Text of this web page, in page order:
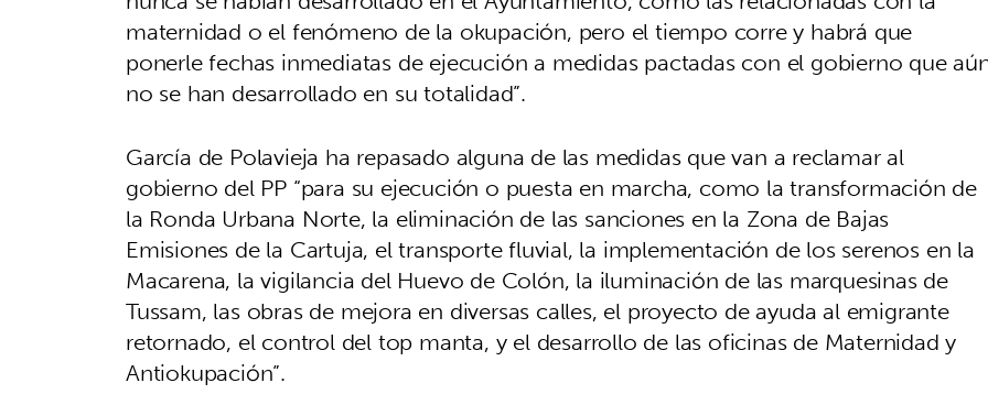
maternidad o el fenómeno de la okupación, pero el tiempo corre y habrá que
ponerle fechas inmediatas de ejecución a medidas pactadas con el gobierno que
no se han desarrollado en su totalidad”.
García de Polavieja ha repasado alguna de las medidas que van a reclamar al
gobierno del PP “para su ejecución o puesta en marcha, como la transformación de
la Ronda Urbana Norte, la eliminación de las sanciones en la Zona de Bajas
Emisiones de la Cartuja, el transporte fluvial, la implementación de los serenos en la
Macarena, la vigilancia del Huevo de Colón, la iluminación de las marquesinas de
Tussam, las obras de mejora en diversas calles, el proyecto de ayuda al emigrante
retornado, el control del top manta, y el desarrollo de las oficinas de Maternidad y
Antiokupación”.